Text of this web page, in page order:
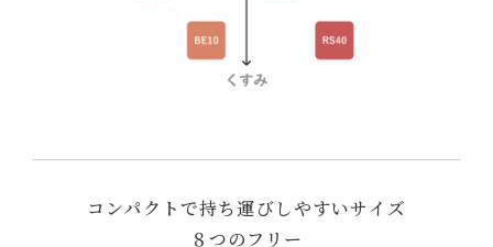
コンパクトで持ち運びしやすいサイズ
８つのフリー